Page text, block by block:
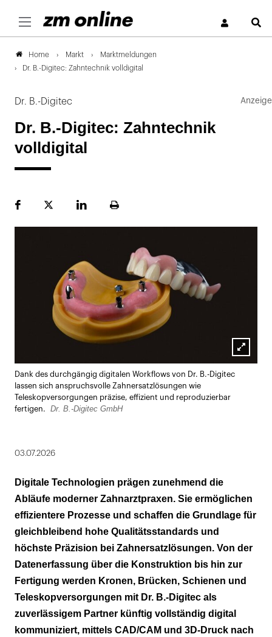
Home Markt
Marktmeldungen
Dr. B.-Digitec: Zahntechnik volldigital
Dr. B.-Digitec
Dr. B.-Digitec: Zahntechnik
volldigital
FacebookPlattformLinekdInSeite
Lightbox
öffnen
Dank des durchgängig digitalen Workflows von Dr. B.-Digitec
lassen sich anspruchsvolle Zahnersatzlösungen wie
Teleskopversorgungen präzise, effizient und reproduzierbar
fertigen.
Dr. B.-Digitec GmbH
03.07.2026
Digitale Technologien prägen zunehmend die
Abläufe moderner Zahnarztpraxen. Sie ermöglichen
effizientere Prozesse und schaffen die Grundlage für
gleichbleibend hohe Qualitätsstandards und
höchste Präzision bei Zahnersatzlösungen. Von der
Datenerfassung über die Konstruktion bis hin zur
Fertigung werden Kronen, Brücken, Schienen und
Teleskopversorgungen mit Dr. B.-Digitec als
zuverlässigem Partner künftig vollständig digital
kommuniziert, mittels CAD/CAM und 3D-Druck nach